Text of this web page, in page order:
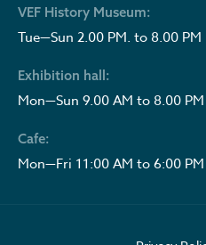
VEF History Museum:
Tue—Sun 2.00 PM. to 8.00 PM
Exhibition hall:
Mon—Sun 9.00 AM to 8.00 PM
Cafe:
Mon—Fri 11:00 AM to 6:00